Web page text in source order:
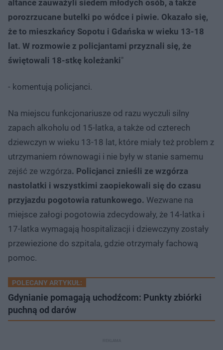
altance zauważyli siedem młodych osób, a także
porozrzucane butelki po wódce i piwie. Okazało się,
że to mieszkańcy Sopotu i Gdańska w wieku 13-18
lat. W rozmowie z policjantami przyznali się, że
świętowali 18-stkę koleżanki"
- komentują policjanci.
Na miejscu funkcjonariusze od razu wyczuli silny
zapach alkoholu od 15-latka, a także od czterech
dziewczyn w wieku 13-18 lat, które miały też problem z
utrzymaniem równowagi i nie były w stanie samemu
zejść ze wzgórza. Policjanci znieśli ze wzgórza
nastolatki i wszystkimi zaopiekowali się do czasu
przyjazdu pogotowia ratunkowego. Wezwane na
miejsce załogi pogotowia zdecydowały, że 14-latka i
17-latka wymagają hospitalizacji i dziewczyny zostały
przewiezione do szpitala, gdzie otrzymały fachową
pomoc.
POLECANY ARTYKUŁ:
Gdynianie pomagają uchodźcom: Punkty zbiórki
puchną od darów